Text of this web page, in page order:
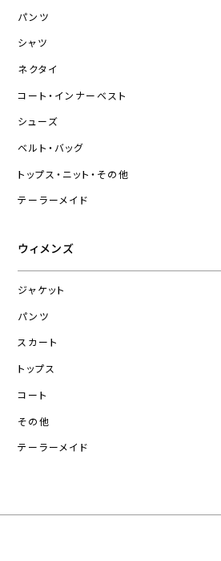
パンツ
シャツ
ネクタイ
コート・インナーベスト
シューズ
ベルト・バッグ
トップス・ニット・その他
テーラーメイド
ウィメンズ
ジャケット
パンツ
スカート
トップス
コート
その他
テーラーメイド